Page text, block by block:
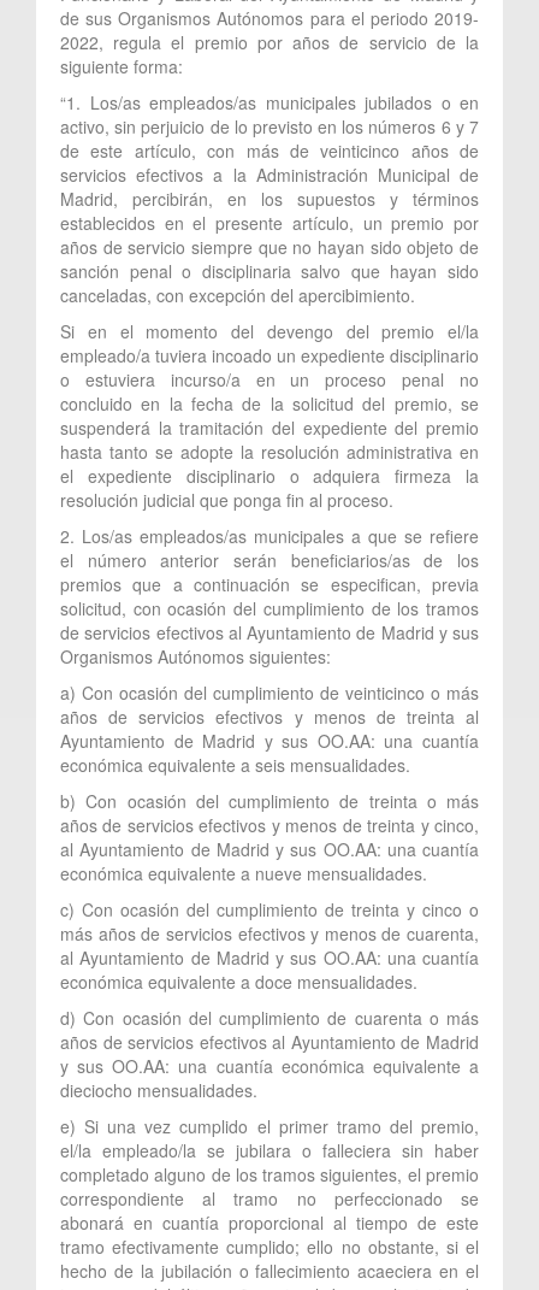
de sus Organismos Autónomos para el periodo 2019-
2022, regula el premio por años de servicio de la
siguiente forma:
“1. Los/as empleados/as municipales jubilados o en
activo, sin perjuicio de lo previsto en los números 6 y 7
de este artículo, con más de veinticinco años de
servicios efectivos a la Administración Municipal de
Madrid, percibirán, en los supuestos y términos
establecidos en el presente artículo, un premio por
años de servicio siempre que no hayan sido objeto de
sanción penal o disciplinaria salvo que hayan sido
canceladas, con excepción del apercibimiento.
Si en el momento del devengo del premio el/la
empleado/a tuviera incoado un expediente disciplinario
o estuviera incurso/a en un proceso penal no
concluido en la fecha de la solicitud del premio, se
suspenderá la tramitación del expediente del premio
hasta tanto se adopte la resolución administrativa en
el expediente disciplinario o adquiera firmeza la
resolución judicial que ponga fin al proceso.
2. Los/as empleados/as municipales a que se refiere
el número anterior serán beneficiarios/as de los
premios que a continuación se especifican, previa
solicitud, con ocasión del cumplimiento de los tramos
de servicios efectivos al Ayuntamiento de Madrid y sus
Organismos Autónomos siguientes:
a) Con ocasión del cumplimiento de veinticinco o más
años de servicios efectivos y menos de treinta al
Ayuntamiento de Madrid y sus OO.AA: una cuantía
económica equivalente a seis mensualidades.
b) Con ocasión del cumplimiento de treinta o más
años de servicios efectivos y menos de treinta y cinco,
al Ayuntamiento de Madrid y sus OO.AA: una cuantía
económica equivalente a nueve mensualidades.
c) Con ocasión del cumplimiento de treinta y cinco o
más años de servicios efectivos y menos de cuarenta,
al Ayuntamiento de Madrid y sus OO.AA: una cuantía
económica equivalente a doce mensualidades.
d) Con ocasión del cumplimiento de cuarenta o más
años de servicios efectivos al Ayuntamiento de Madrid
y sus OO.AA: una cuantía económica equivalente a
dieciocho mensualidades.
e) Si una vez cumplido el primer tramo del premio,
el/la empleado/la se jubilara o falleciera sin haber
completado alguno de los tramos siguientes, el premio
correspondiente al tramo no perfeccionado se
abonará en cuantía proporcional al tiempo de este
tramo efectivamente cumplido; ello no obstante, si el
hecho de la jubilación o fallecimiento acaeciera en el